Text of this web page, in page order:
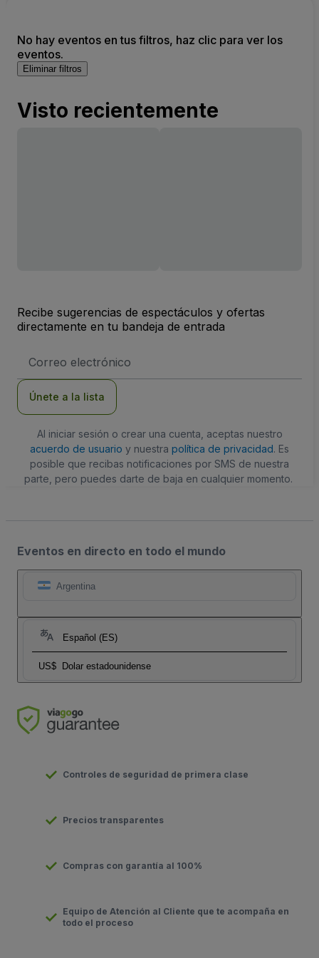
No hay eventos en tus filtros, haz clic para ver los
eventos.
Eliminar filtros
Visto recientemente
Recibe sugerencias de espectáculos y ofertas
directamente en tu bandeja de entrada
de
Únete a la lista
Al iniciar sesión o crear una cuenta, aceptas nuestro
acuerdo de usuario y nuestra política de privacidad. Es
posible que recibas notificaciones por SMS de nuestra
parte, pero puedes darte de baja en cualquier momento.
Eventos en directo en todo el mundo
Argentina
Español (ES)
US$ Dolar estadounidense
Controles de seguridad de primera clase
Precios transparentes
Compras con garantía al 100%
Equipo de Atención al Cliente que te acompaña en
todo el proceso